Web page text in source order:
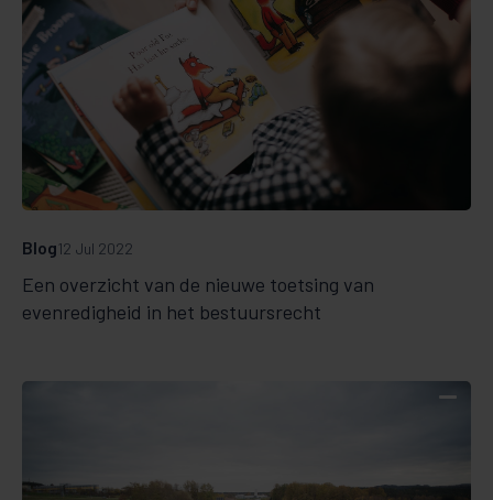
Een overzicht van de nieuwe toetsing van
evenredigheid in het bestuursrecht
Blog12 Jul 2022